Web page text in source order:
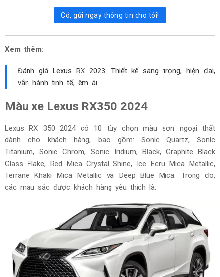
Có, gửi ngay thông tin cho tôi!
Xem thêm:
Đánh giá Lexus RX 2023: Thiết kế sang trọng, hiện đại,
vận hành tinh tế, êm ái
Màu xe Lexus RX350 2024
Lexus RX 350 2024 có 10 tùy chọn màu sơn ngoại thất
dành cho khách hàng, bao gồm: Sonic Quartz, Sonic
Titanium, Sonic Chrom, Sonic Iridium, Black, Graphite Black
Glass Flake, Red Mica Crystal Shine, Ice Ecru Mica Metallic,
Terrane Khaki Mica Metallic và Deep Blue Mica. Trong đó,
các màu sắc được khách hàng yêu thích là: